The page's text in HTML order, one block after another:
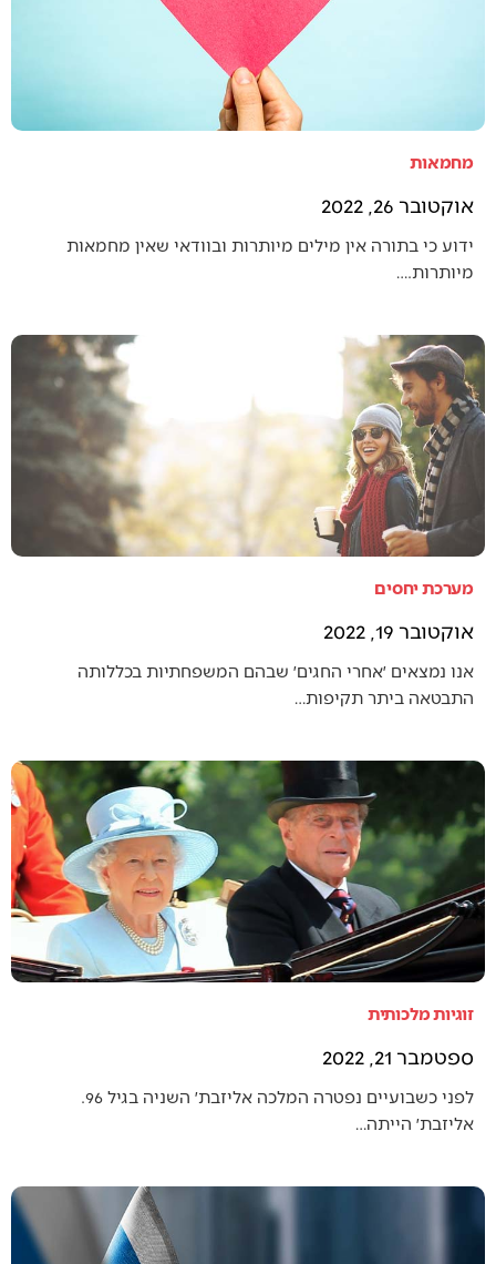
מחמאות
אוקטובר 26, 2022
ידוע כי בתורה אין מילים מיותרות ובוודאי שאין מחמאות
מיותרות.…
מערכת יחסים
אוקטובר 19, 2022
אנו נמצאים ׳אחרי החגים׳ שבהם המשפחתיות בכללותה
התבטאה ביתר תקיפות…
זוגיות מלכותית
ספטמבר 21, 2022
לפני כשבועיים נפטרה המלכה אליזבת׳ השניה בגיל 96.
אליזבת׳ הייתה…